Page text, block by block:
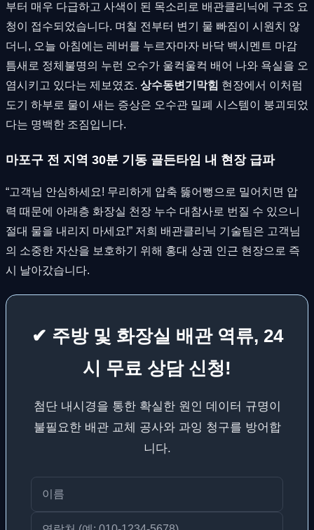
부터 매우 다급하고 사색이 된 목소리로 배관클리닉에 구조 요
청이 접수되었습니다. 며칠 전부터 변기 물 빠짐이 시원치 않
더니, 오늘 아침에는 레버를 누르자마자 바닥 백시멘트 마감
틈새로 정체불명의 누런 오수가 울컥울컥 배어 나와 욕실을 오
염시키고 있다는 제보였죠. 상수동변기막힘 현장에서 이처럼
도기 하부로 물이 새는 증상은 오수관 밀폐 시스템이 붕괴되었
다는 명백한 조짐입니다.
마포구 전 지역 30분 기동 골든타임 내 현장 급파
“고객님 안심하세요! 무리하게 압축 뚫어뻥으로 밀어치면 압
력 때문에 아래층 화장실 천장 누수 대참사로 번질 수 있으니
절대 물을 내리지 마세요!” 저희 배관클리닉 기술팀은 고객님
의 소중한 자산을 보호하기 위해 홍대 상권 인근 현장으로 즉
시 날아갔습니다.
✔ 주방 및 화장실 배관 역류, 24
시 무료 상담 신청!
첨단 내시경을 통한 확실한 원인 데이터 규명이
불필요한 배관 교체 공사와 과잉 청구를 방어합
니다.